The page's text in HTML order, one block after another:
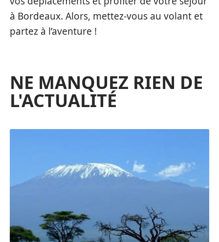
à Bordeaux. Alors, mettez-vous au volant et
partez à l’aventure !
NE MANQUEZ RIEN DE
L'ACTUALITÉ